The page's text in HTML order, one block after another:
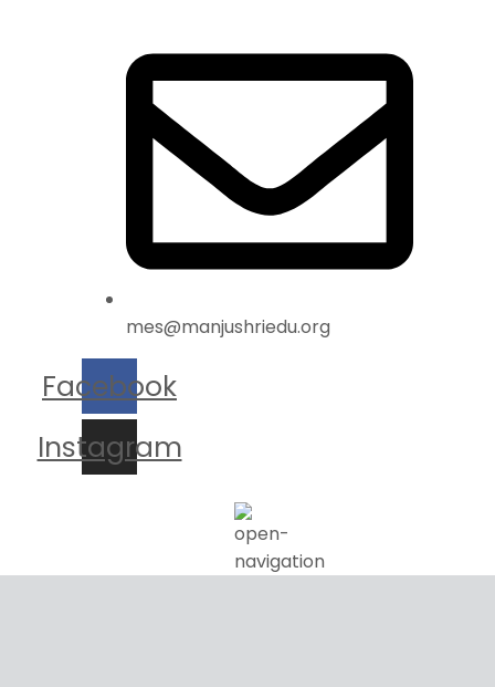
mes@manjushriedu.org
Facebook
Instagram